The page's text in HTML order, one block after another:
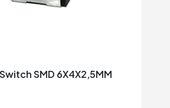
SMD 6X4X2,5MM